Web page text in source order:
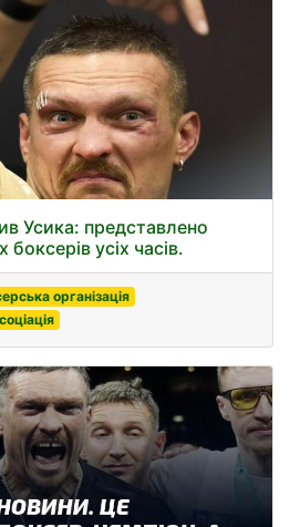
Усика: представлено
усіх часів.
організація